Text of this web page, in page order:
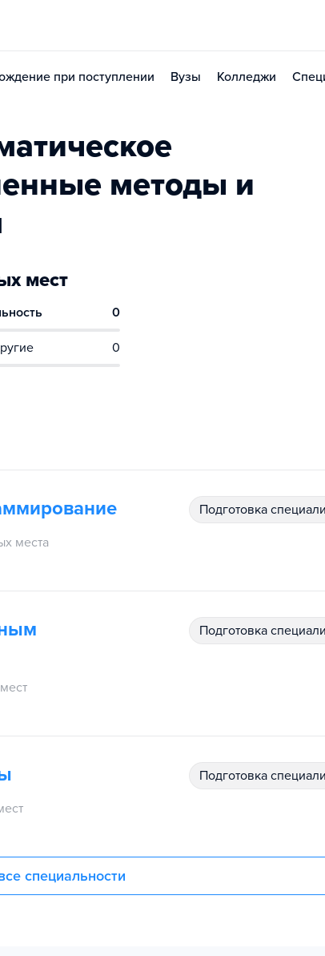
при поступлении Вузы Колледжи
методы и
мест
0
0
подготовка
места
подготовка
подготовка
специальности